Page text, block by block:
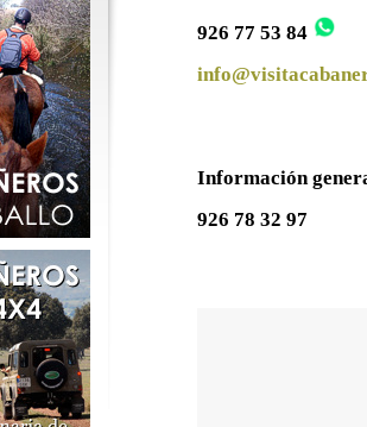
926 77 53 84
Información
926 78 32 97